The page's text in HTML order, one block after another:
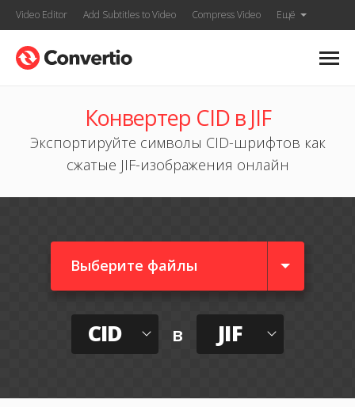
Video Editor Add Subtitles to Video Compress Video Ещё
Конвертер CID в JIF
Экспортируйте символы CID-шрифтов как
сжатые JIF-изображения онлайн
Выберите файлы
CID в JIF